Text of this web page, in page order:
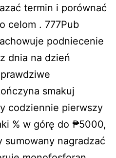
termin i porównać
celom . 777Pub
podniecenie
dnia na dzień
smakuj
codziennie pierwszy
% w górę do ₱5000,
sumowany nagradzać